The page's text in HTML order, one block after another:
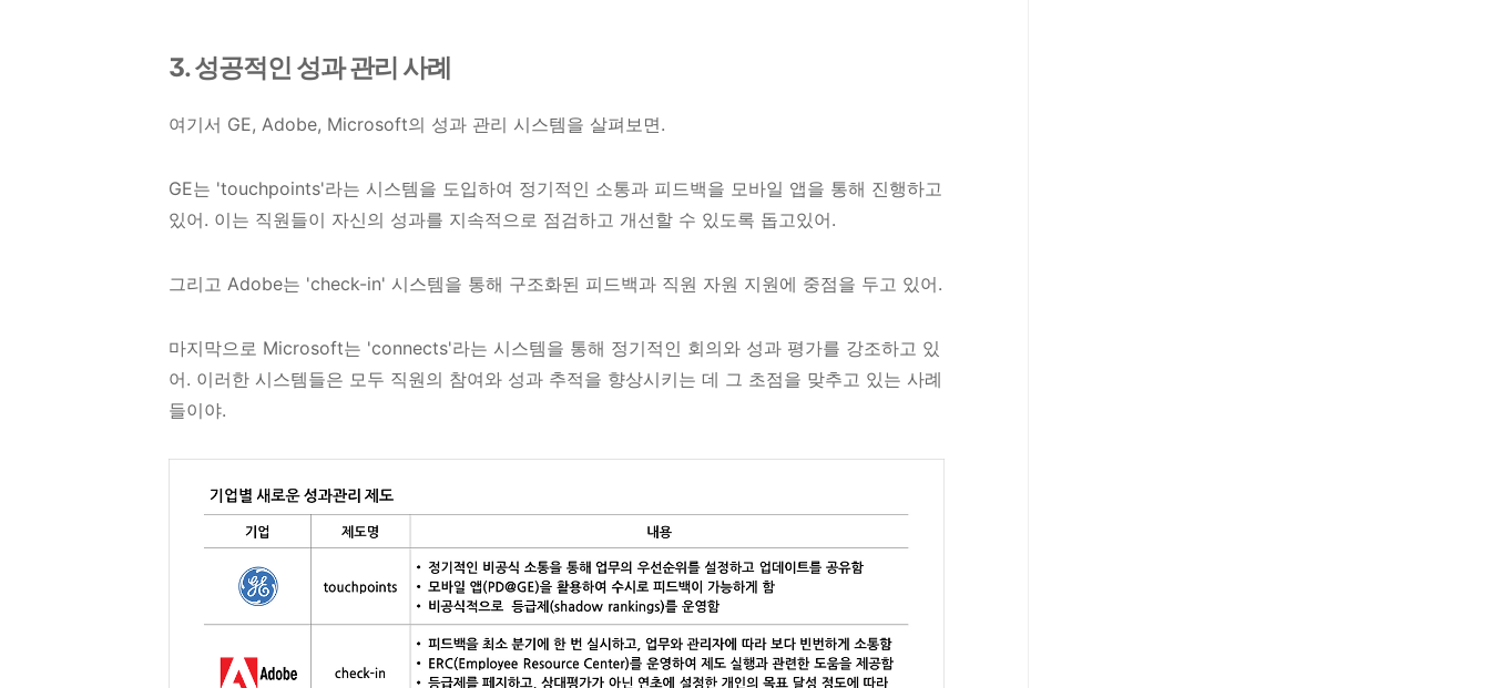
3. 성공적인 성과 관리 사례
여기서 GE, Adobe, Microsoft의 성과 관리 시스템을 살펴보면.
GE는 'touchpoints'라는 시스템을 도입하여 정기적인 소통과 피드백을 모바일 앱을 통해 진행하고
있어. 이는 직원들이 자신의 성과를 지속적으로 점검하고 개선할 수 있도록 돕고있어.
그리고 Adobe는 'check-in' 시스템을 통해 구조화된 피드백과 직원 자원 지원에 중점을 두고 있어.
마지막으로 Microsoft는 'connects'라는 시스템을 통해 정기적인 회의와 성과 평가를 강조하고 있
어. 이러한 시스템들은 모두 직원의 참여와 성과 추적을 향상시키는 데 그 초점을 맞추고 있는 사례
들이야.